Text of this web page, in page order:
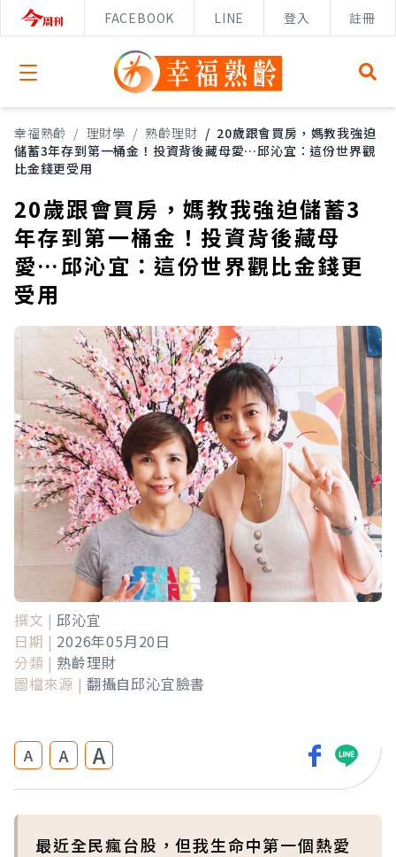
FACEBOOK LINE 登入 註冊
Open menu
幸福熟齡 / 理財學 / 熟齡理財 / 20歲跟會買房，媽教我強迫
儲蓄3年存到第一桶金！投資背後藏母愛…邱沁宜：這份世界觀
比金錢更受用
20歲跟會買房，媽教我強迫儲蓄3
年存到第一桶金！投資背後藏母
愛…邱沁宜：這份世界觀比金錢更
受用
撰文 | 邱沁宜
日期 | 2026年05月20日
分類 | 熟齡理財
圖檔來源 | 翻攝自邱沁宜臉書
A A A
最近全民瘋台股，但我生命中第一個熱愛